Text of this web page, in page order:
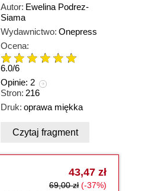
Autor: Ewelina Podrez-
Siama
Wydawnictwo: Onepress
Ocena:
6.0/6
Opinie: 2
Stron: 216
Druk: oprawa miękka
Czytaj fragment
43,47 zł
69,00 zł (-37%)